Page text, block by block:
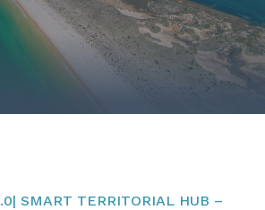
SMART TERRITORIAL HUB –